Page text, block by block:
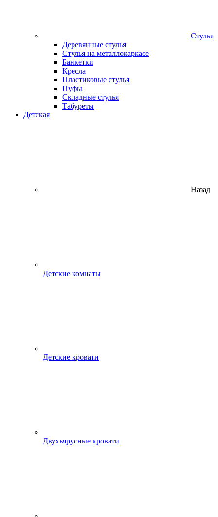
Стулья
Деревянные стулья
Стулья на металлокаркасе
Банкетки
Кресла
Пластиковые стулья
Пуфы
Складные стулья
Табуреты
Детская
Назад
Детские комнаты
Детские кровати
Двухъярусные кровати